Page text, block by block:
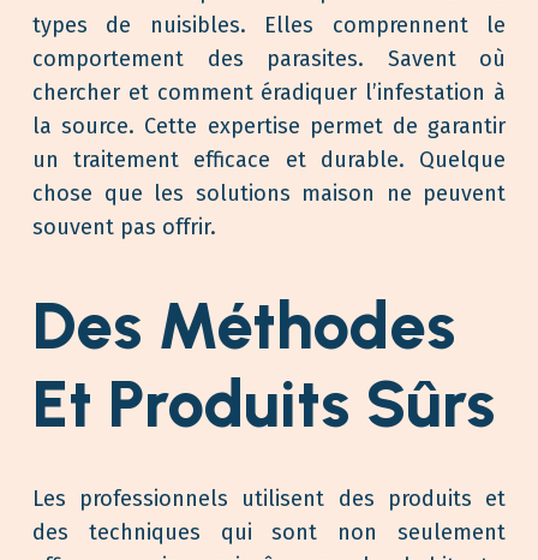
types de nuisibles. Elles comprennent le
comportement des parasites. Savent où
chercher et comment éradiquer l’infestation à
la source. Cette expertise permet de garantir
un traitement efficace et durable. Quelque
chose que les solutions maison ne peuvent
souvent pas offrir.
Des Méthodes
Et Produits Sûrs
Les professionnels utilisent des produits et
des techniques qui sont non seulement